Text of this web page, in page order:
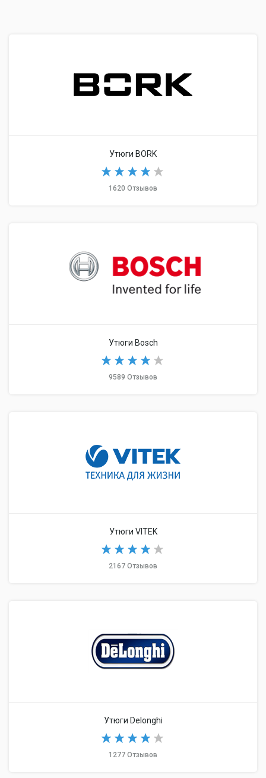
Утюги BORK
1620 Отзывов
Утюги Bosch
9589 Отзывов
Утюги VITEK
2167 Отзывов
Утюги Delonghi
1277 Отзывов